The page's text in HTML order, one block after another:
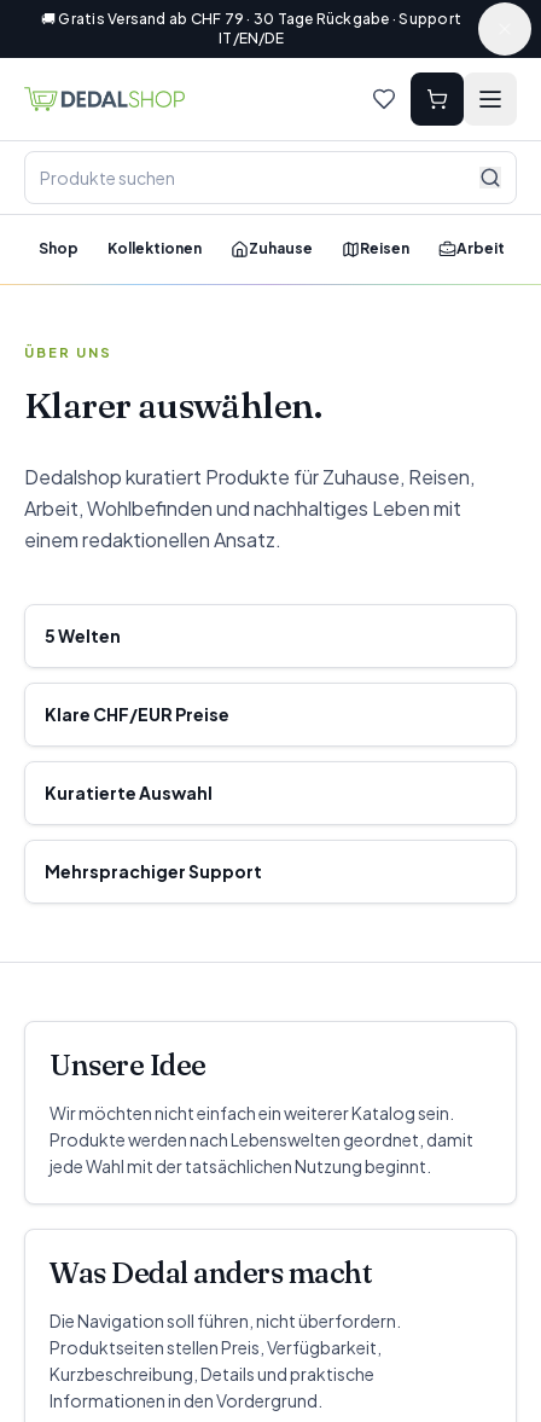
🚚 Gratis Versand ab CHF 79 · 30 Tage Rückgabe · Support
IT/EN/DE
Shop Kollektionen Zuhause Reisen Arbeit
ÜBER UNS
Klarer auswählen.
Dedalshop kuratiert Produkte für Zuhause, Reisen,
Arbeit, Wohlbefinden und nachhaltiges Leben mit
einem redaktionellen Ansatz.
5 Welten
Klare CHF/EUR Preise
Kuratierte Auswahl
Mehrsprachiger Support
Unsere Idee
Wir möchten nicht einfach ein weiterer Katalog sein.
Produkte werden nach Lebenswelten geordnet, damit
jede Wahl mit der tatsächlichen Nutzung beginnt.
Was Dedal anders macht
Die Navigation soll führen, nicht überfordern.
Produktseiten stellen Preis, Verfügbarkeit,
Kurzbeschreibung, Details und praktische
Informationen in den Vordergrund.